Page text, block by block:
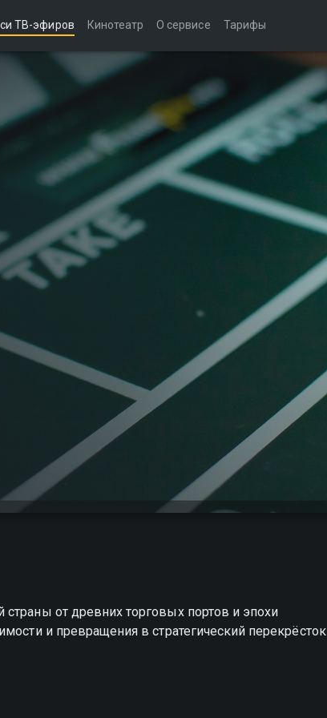
ТВ-эфиров Кинотеатр О сервисе Тарифы
от древних торговых портов и эпохи
и превращения в стратегический перекрёсток